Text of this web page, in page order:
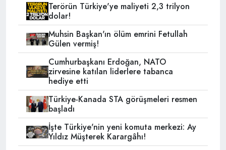
Terörün Türkiye'ye maliyeti 2,3 trilyon
dolar!
Muhsin Başkan'ın ölüm emrini Fetullah
Gülen vermiş!
Cumhurbaşkanı Erdoğan, NATO
zirvesine katılan liderlere tabanca
hediye etti
Türkiye-Kanada STA görüşmeleri resmen
başladı
İşte Türkiye'nin yeni komuta merkezi: Ay
Yıldız Müşterek Karargâhı!